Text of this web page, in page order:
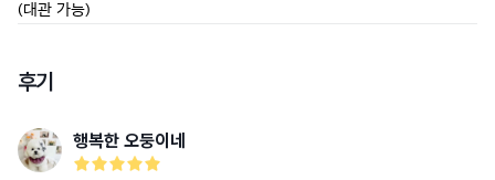
(대관 가능)
후기
행복한 오둥이네